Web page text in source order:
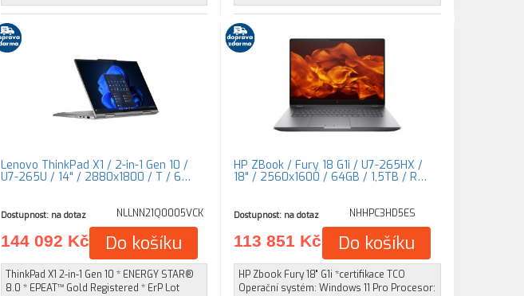
Lenovo ThinkPad X1 / 2-in-1 Gen 10 /
U7-265U / 14" / 2880x1800 / T / 6…
Dostupnost: na dotaz NLLNN21Q0005VCK
144 092 Kč Do košíku
ThinkPad X1 2-in-1 Gen 10 * ENERGY STAR®
8.0 * EPEAT™ Gold Registered * ErP Lot
HP ZBook / Fury 18 G1i / U7-265HX /
18" / 2560x1600 / 64GB / 1,5TB / R…
Dostupnost: na dotaz NHHPC3HD5ES
113 851 Kč Do košíku
HP Zbook Fury 18" G1i *certifikace TCO
Operační systém: Windows 11 Pro Procesor: